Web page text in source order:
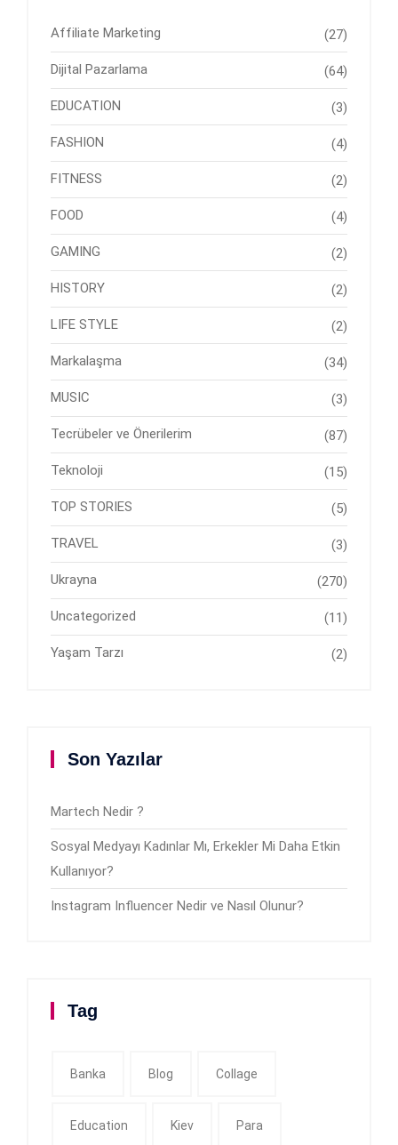
Affiliate Marketing (27)
Dijital Pazarlama (64)
EDUCATION (3)
FASHION (4)
FITNESS (2)
FOOD (4)
GAMING (2)
HISTORY (2)
LIFE STYLE (2)
Markalaşma (34)
MUSIC (3)
Tecrübeler ve Önerilerim (87)
Teknoloji (15)
TOP STORIES (5)
TRAVEL (3)
Ukrayna (270)
Uncategorized (11)
Yaşam Tarzı (2)
Son Yazılar
Martech Nedir ?
Sosyal Medyayı Kadınlar Mı, Erkekler Mi Daha Etkin
Kullanıyor?
Instagram Influencer Nedir ve Nasıl Olunur?
Tag
Banka Blog Collage
Education Kiev Para